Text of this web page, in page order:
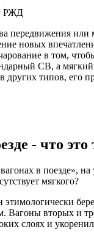
передвижения
новых
в том,
СВ, а
других типов, его
- что это
в поезде»,
мягкого?
Вагоны вторых и
слоях и